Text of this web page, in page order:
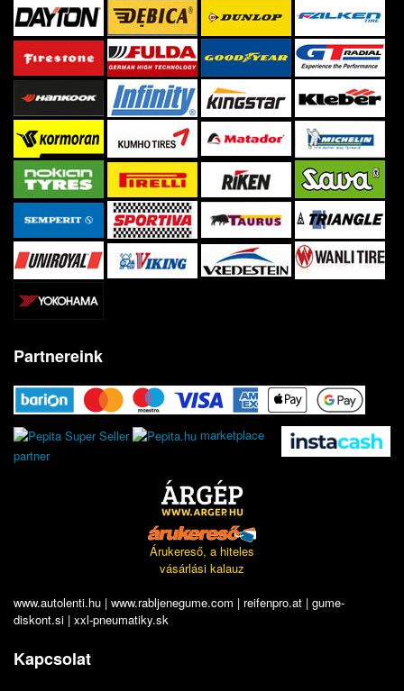
Partnereink
marketplace
partner
Árukereső, a hiteles
vásárlási kalauz
www.autolenti.hu | www.rabljenegume.com | reifenpro.at | gume-
diskont.si | xxl-pneumatiky.sk
Kapcsolat